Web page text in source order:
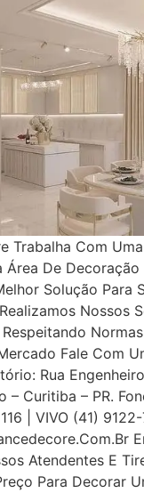
Trabalha Com
Área De Decoração
Solução Para
Nossos
Fale Com
Rua
– Curitiba – PR.
| VIVO (41)
Atendentes E
Para Decorar